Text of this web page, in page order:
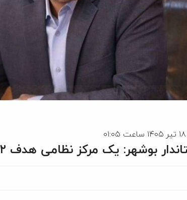
یک مرکز نظامی هدف ۲ پرتابه دشمن قرار گرفت